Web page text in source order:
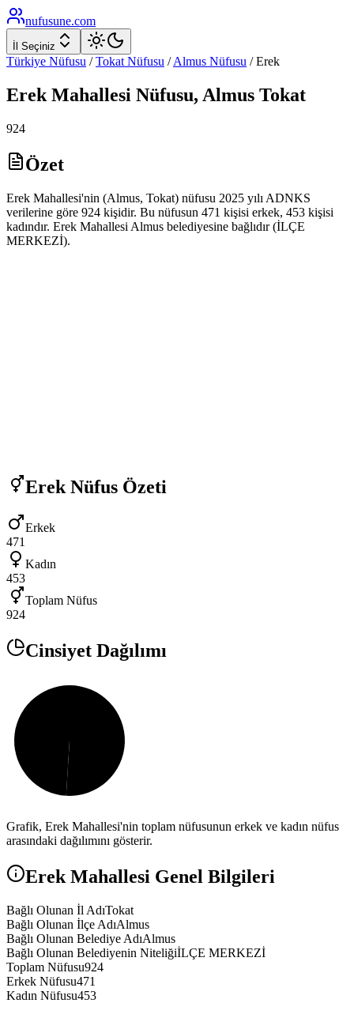
nufusune.com
İl Seçiniz
Türkiye Nüfusu / Tokat Nüfusu / Almus Nüfusu /Erek
Erek Mahallesi Nüfusu, Almus Tokat
924
Özet
Erek Mahallesi'nin (Almus, Tokat) nüfusu 2025 yılı ADNKS
verilerine göre 924 kişidir. Bu nüfusun 471 kişisi erkek, 453 kişisi
kadındır. Erek Mahallesi Almus belediyesine bağlıdır (İLÇE
MERKEZİ).
Erek Nüfus Özeti
Erkek
471
Kadın
453
Toplam Nüfus
924
Cinsiyet Dağılımı
Grafik, Erek Mahallesi'nin toplam nüfusunun erkek ve kadın nüfus
arasındaki dağılımını gösterir.
Erek Mahallesi Genel Bilgileri
Bağlı Olunan İl AdıTokat
Bağlı Olunan İlçe AdıAlmus
Bağlı Olunan Belediye AdıAlmus
Bağlı Olunan Belediyenin NiteliğiİLÇE MERKEZİ
Toplam Nüfusu924
Erkek Nüfusu471
Kadın Nüfusu453